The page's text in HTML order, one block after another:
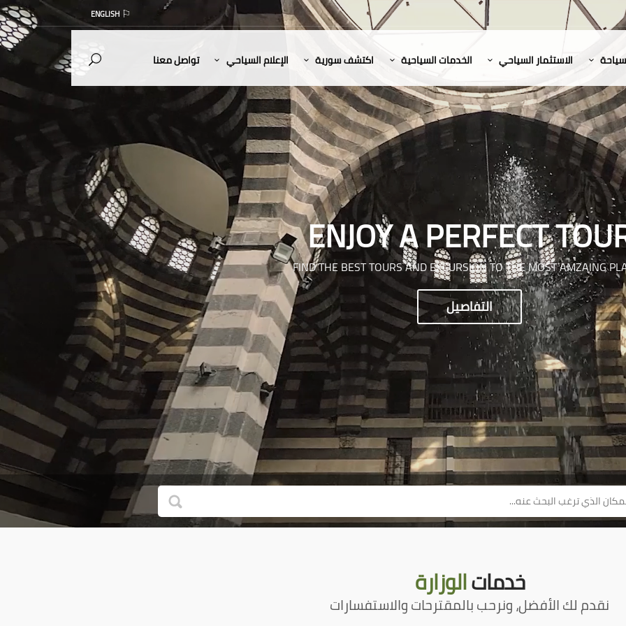
ENGLISH
الاستثمار السياحي الخدمات السياحية اكتشف سورية الإعلام السياحي تواصل معنا
ENJOY A PERFECT
FIND THE BEST TOURS AND EXCURSION TO THE MOST AMZAING
التفاصيل
خدماتالوزارة
نقدم لك الأفضل، ونرحب بالمقترحات والاستفسارات